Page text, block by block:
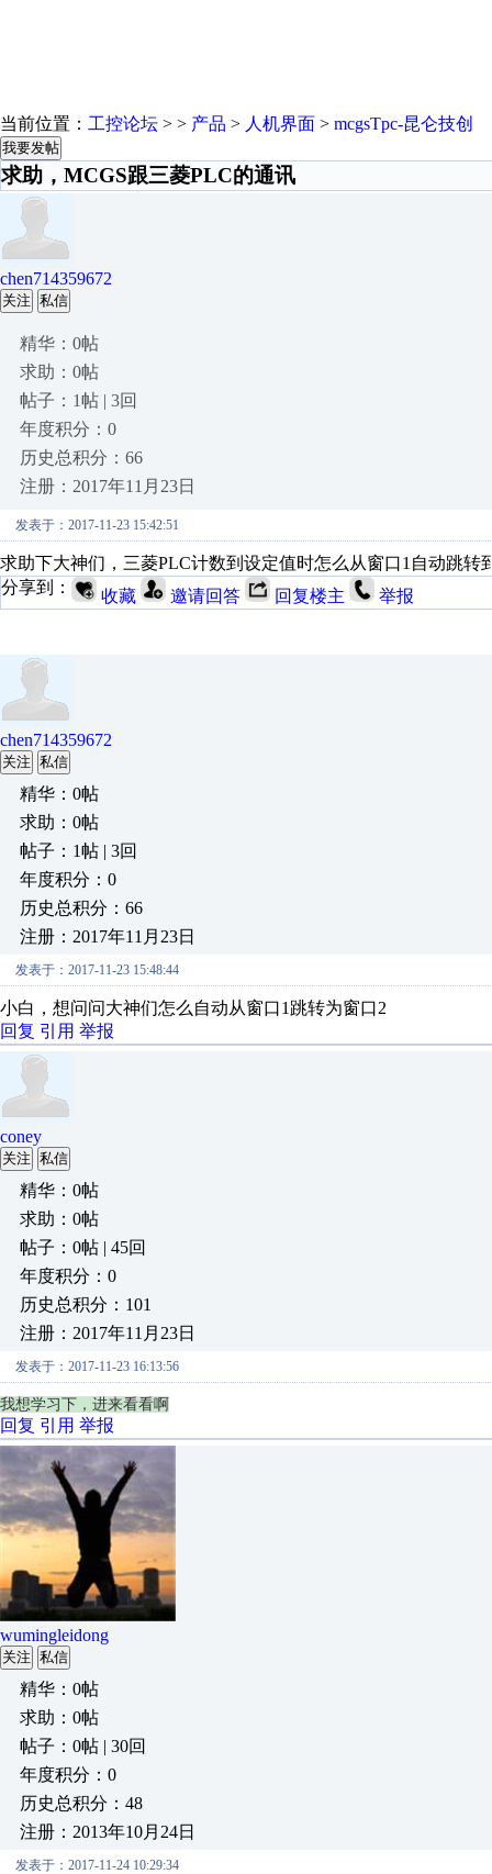
当前位置： 工控论坛 > > 产品 > 人机界面 > mcgsTpc-昆仑技创
我要发帖
求助，MCGS跟三菱PLC的通讯
chen714359672
关注 私信
精华：0帖
求助：0帖
帖子：1帖 | 3回
年度积分：0
历史总积分：66
注册：2017年11月23日
发表于：2017-11-23 15:42:51
求助下大神们，三菱PLC计数到设定值时怎么从窗口1自动跳转
分享到：
收藏 邀请回答 回复楼主 举报
chen714359672
关注 私信
精华：0帖
求助：0帖
帖子：1帖 | 3回
年度积分：0
历史总积分：66
注册：2017年11月23日
发表于：2017-11-23 15:48:44
小白，想问问大神们怎么自动从窗口1跳转为窗口2
回复 引用 举报
coney
关注 私信
精华：0帖
求助：0帖
帖子：0帖 | 45回
年度积分：0
历史总积分：101
注册：2017年11月23日
发表于：2017-11-23 16:13:56
我想学习下，进来看看啊
回复 引用 举报
wumingleidong
关注 私信
精华：0帖
求助：0帖
帖子：0帖 | 30回
年度积分：0
历史总积分：48
注册：2013年10月24日
发表于：2017-11-24 10:29:34